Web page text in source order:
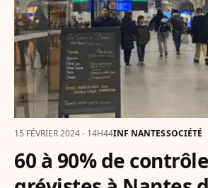
15 FÉVRIER 2024 - 14H44INF NANTESSOCIÉTÉ
60 à 90% de